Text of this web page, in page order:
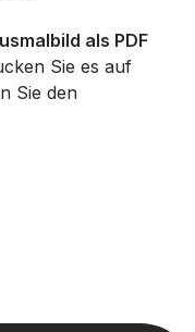
als PDF
Sie es auf
Sie den